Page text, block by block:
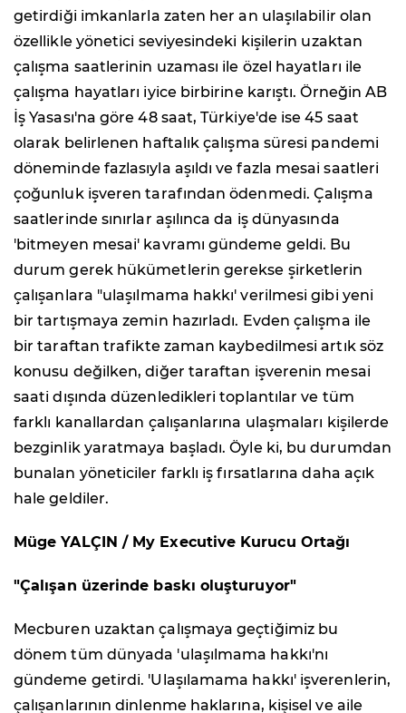
getirdiği imkanlarla zaten her an ulaşılabilir olan
özellikle yönetici seviyesindeki kişilerin uzaktan
çalışma saatlerinin uzaması ile özel hayatları ile
çalışma hayatları iyice birbirine karıştı. Örneğin AB
İş Yasası'na göre 48 saat, Türkiye'de ise 45 saat
olarak belirlenen haftalık çalışma süresi pandemi
döneminde fazlasıyla aşıldı ve fazla mesai saatleri
çoğunluk işveren tarafından ödenmedi. Çalışma
saatlerinde sınırlar aşılınca da iş dünyasında
'bitmeyen mesai' kavramı gündeme geldi. Bu
durum gerek hükümetlerin gerekse şirketlerin
çalışanlara "ulaşılmama hakkı' verilmesi gibi yeni
bir tartışmaya zemin hazırladı. Evden çalışma ile
bir taraftan trafikte zaman kaybedilmesi artık söz
konusu değilken, diğer taraftan işverenin mesai
saati dışında düzenledikleri toplantılar ve tüm
farklı kanallardan çalışanlarına ulaşmaları kişilerde
bezginlik yaratmaya başladı. Öyle ki, bu durumdan
bunalan yöneticiler farklı iş fırsatlarına daha açık
hale geldiler.
Müge YALÇIN / My Executive Kurucu Ortağı
"Çalışan üzerinde baskı oluşturuyor"
Mecburen uzaktan çalışmaya geçtiğimiz bu
dönem tüm dünyada 'ulaşılmama hakkı'nı
gündeme getirdi. 'Ulaşılamama hakkı' işverenlerin,
çalışanlarının dinlenme haklarına, kişisel ve aile